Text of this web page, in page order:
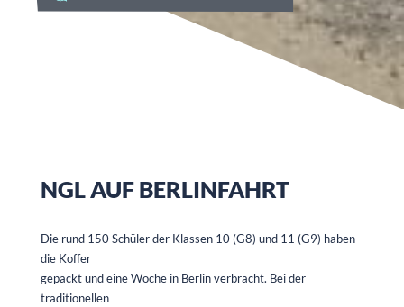
NGL AUF BERLINFAHRT
Die rund 150 Schüler der Klassen 10 (G8) und 11 (G9) haben
die Koffer
gepackt und eine Woche in Berlin verbracht. Bei der
traditionellen